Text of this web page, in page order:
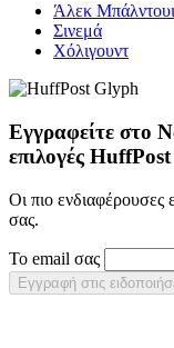
Άλεκ
Σινεμά
Χόλιγουντ
Εγγραφείτε στο
επιλογές HuffPost
Οι πιο ενδιαφέρουσες
σας.
Το email σας
Εγγραφή στις